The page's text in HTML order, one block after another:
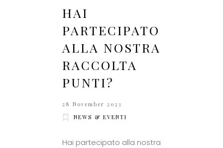
HAI
PARTECIPATO
ALLA NOSTRA
RACCOLTA
PUNTI?
28 November 2023
NEWS & EVENTI
Hai partecipato alla nostra